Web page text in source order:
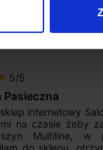
5/5
Pasieczna
internetowy
mi na czasie żeby
Multiline, w
do sklepu,